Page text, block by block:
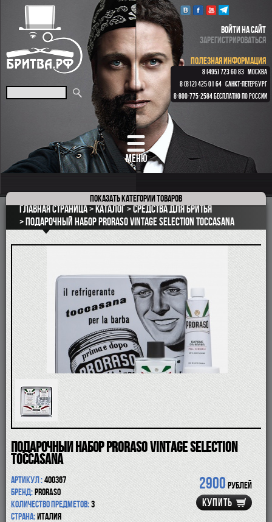
МЕНЮ
ВОЙТИ НА САЙТ
ЗАРЕГИСТРИРОВАТЬСЯ
ПОЛЕЗНАЯ ИНФОРМАЦИЯ
8 (495) 723 60 83 МОСКВА
8 (812) 425 01 64 САНКТ-ПЕТЕРБУРГ
8-800-775-2584 БЕСПЛАТНО ПО РОССИИ
Показатькатегории товаров
ПОДАРОЧНЫЕ НАБОРЫ
ОПАСНЫЕ БРИТВЫ
РЕМНИ
КЛАССИЧЕСКИЕ СТАНКИ
ПОМАЗКИ
СОВРЕМЕННЫЕ БРИТВЫ
ФУТЛЯРЫ
ДЛЯ БРИТЬЯ
ПОСЛЕ БРИТЬЯ
ДЛЯ БОРОДЫ И УСОВ
ДЛЯ ВОЛОС И ТЕЛА
ПАРФЮМ
КОСМЕТИЧКИ
АКСЕССУАРЫ
МАНИКЮРНЫЕ ИНСТРУМЕНТЫ
СКИДКА
Главная страница Каталог
Средства для бритья
Подарочный набор PRORASO VINTAGE SELECTION TOCCASANA
Подарочный набор PRORASO VINTAGE SELECTION
TOCCASANA
2900 рублей
КУПИТЬ
Артикул :400367
Бренд:Proraso
Количество предметов:3
Страна:Италия